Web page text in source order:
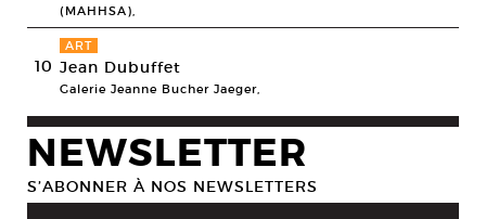
(MAHHSA),
10
ART
Jean Dubuffet
Galerie Jeanne Bucher Jaeger,
NEWSLETTER
S’ABONNER À NOS NEWSLETTERS